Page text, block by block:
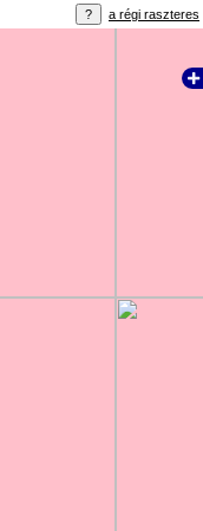
a régi raszteres